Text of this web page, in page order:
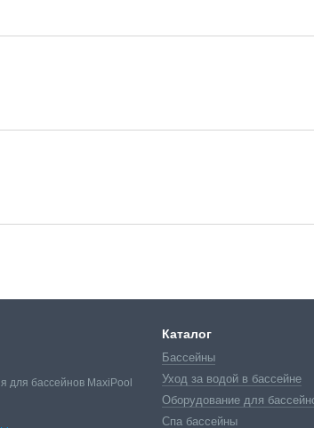
для бассейнов MaxiPool
Каталог
Бассейны
Уход за водой в бассейне
Оборудование для
Спа бассейны